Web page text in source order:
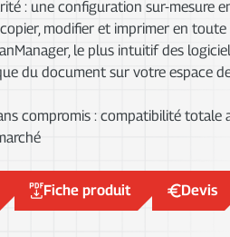
: une configuration sur-mesure
modifier et imprimer en
le plus intuitif des
du document sur votre espace
compromis : compatibilité totale
Fiche produit Devis